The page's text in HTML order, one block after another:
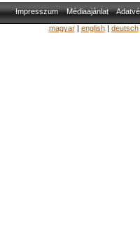
Impresszum Médiaajánlat
magyar| english| deutsch